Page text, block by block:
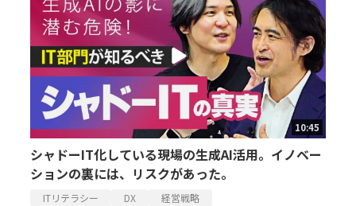
10:45
シャドーIT化している現場の生成AI活用。イノベー
ションの裏には、リスクがあった。
ITリテラシー DX 経営戦略